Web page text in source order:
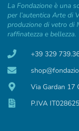
La Fondazione è una
per l’autentica Arte di
produzione di vetro di
raffinatezza e bellezza.
+39 329
Via Gardan 17
P.IVA